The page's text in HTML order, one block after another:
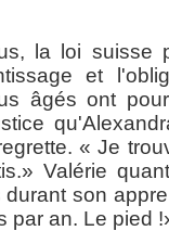
la loi suisse
et
âgés ont
« Je
Valérie
son
par an. Le pied